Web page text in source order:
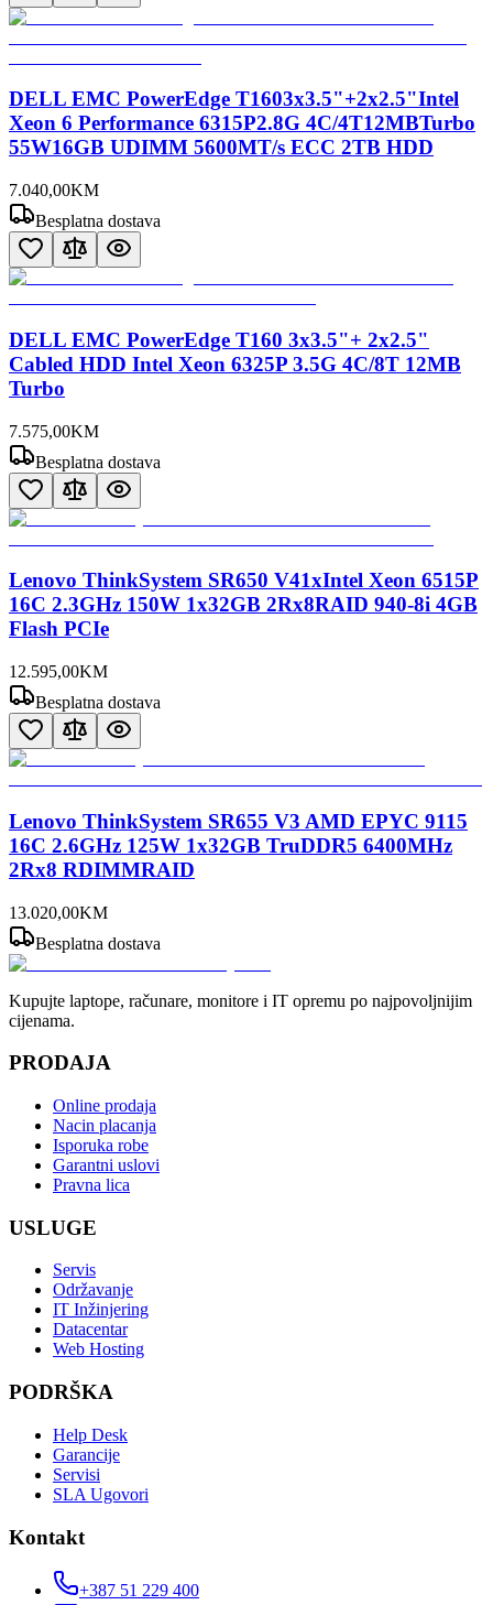
DELL EMC PowerEdge T1603x3.5"+2x2.5"Intel
Xeon 6 Performance 6315P2.8G 4C/4T12MBTurbo
55W16GB UDIMM 5600MT/s ECC 2TB HDD
7.040,00KM
Besplatna dostava
DELL EMC PowerEdge T160 3x3.5"+ 2x2.5"
Cabled HDD Intel Xeon 6325P 3.5G 4C/8T 12MB
Turbo
7.575,00KM
Besplatna dostava
Lenovo ThinkSystem SR650 V41xIntel Xeon 6515P
16C 2.3GHz 150W 1x32GB 2Rx8RAID 940-8i 4GB
Flash PCIe
12.595,00KM
Besplatna dostava
Lenovo ThinkSystem SR655 V3 AMD EPYC 9115
16C 2.6GHz 125W 1x32GB TruDDR5 6400MHz
2Rx8 RDIMMRAID
13.020,00KM
Besplatna dostava
Kupujte laptope, računare, monitore i IT opremu po najpovoljnijim
cijenama.
PRODAJA
Online prodaja
Nacin placanja
Isporuka robe
Garantni uslovi
Pravna lica
USLUGE
Servis
Održavanje
IT Inžinjering
Datacentar
Web Hosting
PODRŠKA
Help Desk
Garancije
Servisi
SLA Ugovori
Kontakt
+387 51 229 400